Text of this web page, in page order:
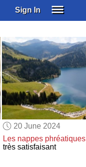
Sign In
20 June 2024
Les nappes phréatiques
très satisfaisant